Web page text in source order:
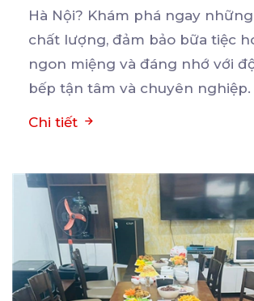
Hà Nội? Khám phá ngay
chất lượng, đảm bảo bữa tiệc
ngon miệng và đáng nhớ với
bếp tận tâm và chuyên nghiệp.
Chi tiết